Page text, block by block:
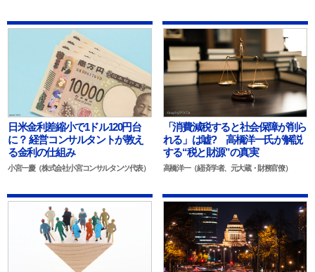
日米金利差縮小で1ドル120円台
に？ 経営コンサルタントが教え
る金利の仕組み
小宮一慶（株式会社小宮コンサルタンツ代表）
「消費減税すると社会保障が削ら
れる」は嘘? 高橋洋一氏が解説
する“税と財源”の真実
高橋洋一（経済学者、元大蔵・財務官僚）